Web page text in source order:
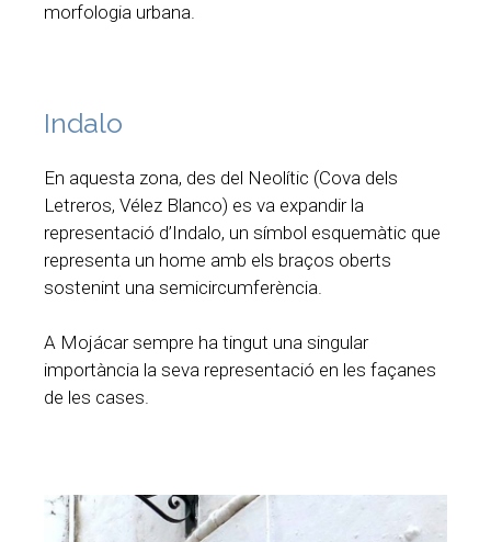
morfologia urbana.
Indalo
En aquesta zona, des del Neolític (Cova dels
Letreros, Vélez Blanco) es va expandir la
representació d’Indalo, un símbol esquemàtic que
representa un home amb els braços oberts
sostenint una semicircumferència.
A Mojácar sempre ha tingut una singular
importància la seva representació en les façanes
de les cases.